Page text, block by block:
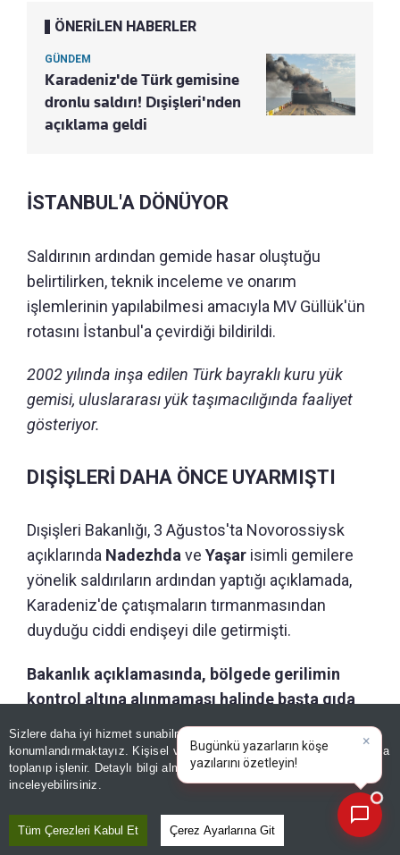
Sizlere daha iyi hizmet sunabilmek adına sitemizde
konumlandırmaktayız. Kişisel verileriniz, KVKK ve GDPR kapsamında
toplanıp işlenir. Detaylı bilgi almak içinAydınlatma Metnimizi
inceleyebilirsiniz.
Tüm Çerezleri Kabul Et Çerez Ayarlarına Git
ÖNERİLEN HABERLER
GÜNDEM
Karadeniz'de Türk gemisine
dronlu saldırı! Dışişleri'nden
açıklama geldi
İSTANBUL'A DÖNÜYOR
Saldırının ardından gemide hasar oluştuğu
belirtilirken, teknik inceleme ve onarım
işlemlerinin yapılabilmesi amacıyla MV Güllük'ün
rotasını İstanbul'a çevirdiği bildirildi.
2002 yılında inşa edilen Türk bayraklı kuru yük
gemisi, uluslararası yük taşımacılığında faaliyet
gösteriyor.
DIŞİŞLERİ DAHA ÖNCE UYARMIŞTI
Dışişleri Bakanlığı, 3 Ağustos'ta Novorossiysk
açıklarında Nadezhda ve Yaşar isimli gemilere
yönelik saldırıların ardından yaptığı açıklamada,
Karadeniz'de çatışmaların tırmanmasından
duyduğu ciddi endişeyi dile getirmişti.
Bakanlık açıklamasında, bölgede gerilimin
kontrol altına alınmaması halinde başta gıda
güvenliği olmak üzere uluslararası deniz
taşımacılığı açısından ciddi sonuçlar
doğabileceği uyarısında bulunmuştu.
Editör :SİNEM GÖNEN| Kaynak: İHLAS HABER AJANSI
Bugünk